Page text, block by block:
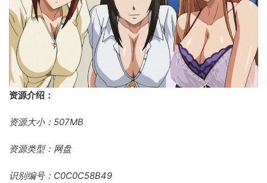
资源介绍：
资源大小：507MB
资源类型：网盘
识别编号：C0C0C58B49